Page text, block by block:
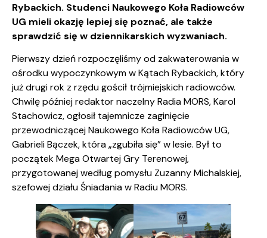
Rybackich. Studenci Naukowego Koła Radiowców
UG mieli okazję lepiej się poznać, ale także
sprawdzić się w dziennikarskich wyzwaniach.
Pierwszy dzień rozpoczęliśmy od zakwaterowania w
ośrodku wypoczynkowym w Kątach Rybackich, który
już drugi rok z rzędu gościł trójmiejskich radiowców.
Chwilę później redaktor naczelny Radia MORS, Karol
Stachowicz, ogłosił tajemnicze zaginięcie
przewodniczącej Naukowego Koła Radiowców UG,
Gabrieli Bączek, która „zgubiła się” w lesie. Był to
początek Mega Otwartej Gry Terenowej,
przygotowanej według pomysłu Zuzanny Michalskiej,
szefowej działu Śniadania w Radiu MORS.